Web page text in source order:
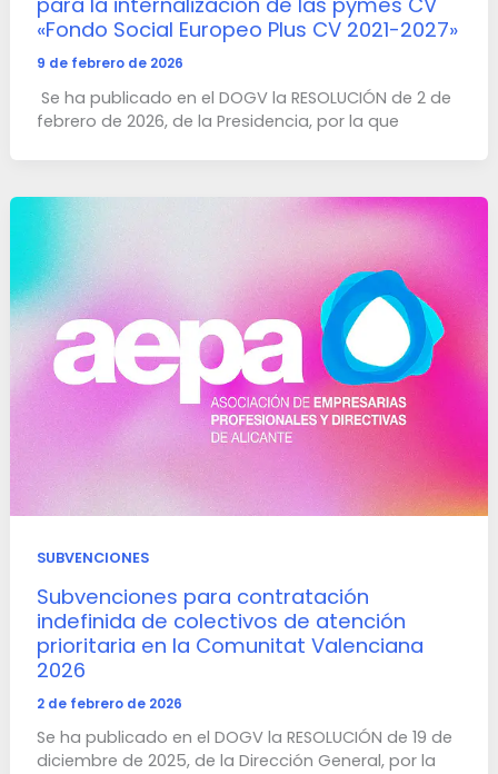
«Fondo Social Europeo Plus CV 2021-2027»
9 de febrero de 2026
Se ha publicado en el DOGV la RESOLUCIÓN de 2 de
febrero de 2026, de la Presidencia, por la que
SUBVENCIONES
Subvenciones para contratación
indefinida de colectivos de atención
prioritaria en la Comunitat Valenciana
2026
2 de febrero de 2026
Se ha publicado en el DOGV la RESOLUCIÓN de 19 de
diciembre de 2025, de la Dirección General, por la